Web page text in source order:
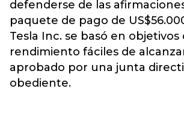
defenderse de las
paquete de pago de
Tesla Inc. se basó en objetivos
rendimiento fáciles de
aprobado por una junta
obediente.